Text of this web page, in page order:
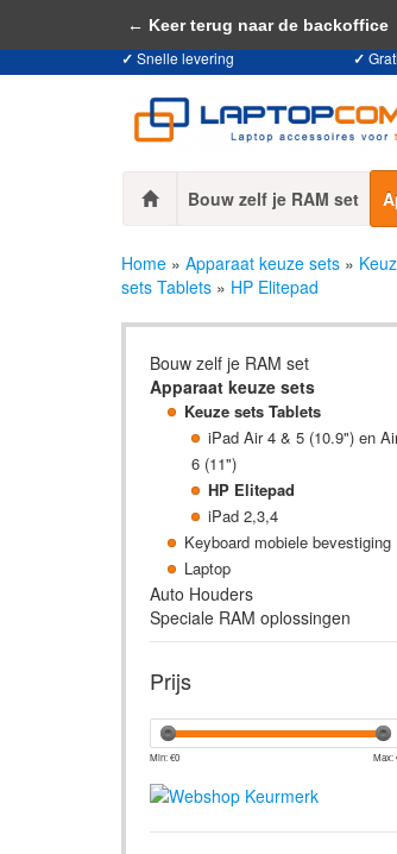
✓ Snelle levering ✓
Bouw zelf je RAM set
Home » Apparaat keuze sets »
sets Tablets » HP Elitepad
Bouw zelf je RAM set
Apparaat keuze sets
Keuze sets Tablets
iPad Air 4 & 5 (10.9") en
6 (11")
HP Elitepad
iPad 2,3,4
Keyboard mobiele bevestiging
Laptop
Auto Houders
Speciale RAM oplossingen
Prijs
Min: €0 Max:
Door het gebruiken
← Keer terug naar de backoffice